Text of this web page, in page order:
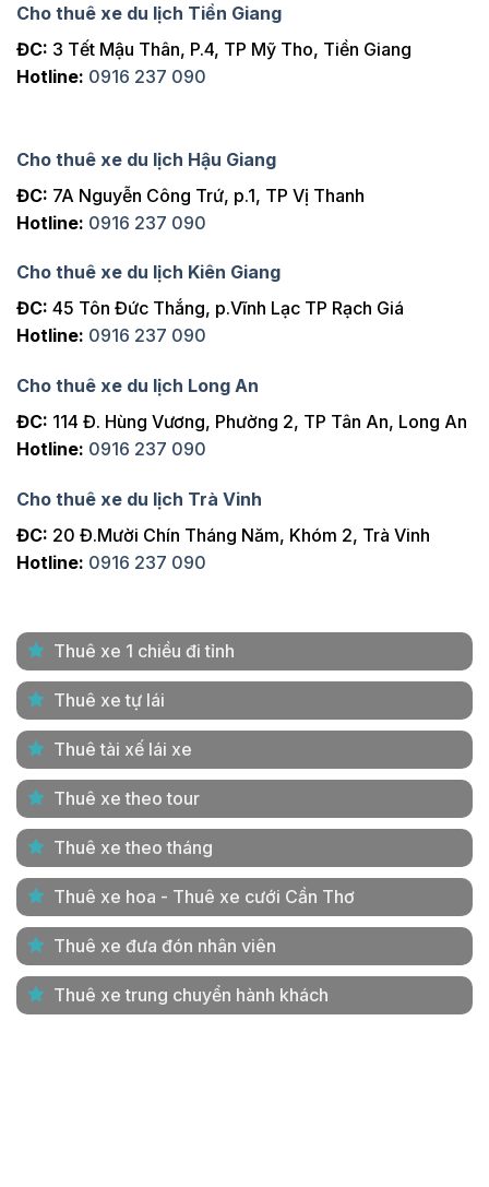
Cho thuê xe du lịch Tiền Giang
ĐC: 3 Tết Mậu Thân, P.4, TP Mỹ Tho, Tiền Giang
Hotline: 0916 237 090
Cho thuê xe du lịch Hậu Giang
ĐC: 7A Nguyễn Công Trứ, p.1, TP Vị Thanh
Hotline: 0916 237 090
Cho thuê xe du lịch Kiên Giang
ĐC: 45 Tôn Đức Thắng, p.Vĩnh Lạc TP Rạch Giá
Hotline: 0916 237 090
Cho thuê xe du lịch Long An
ĐC: 114 Đ. Hùng Vương, Phường 2, TP Tân An, Long An
Hotline: 0916 237 090
Cho thuê xe du lịch Trà Vinh
ĐC: 20 Đ.Mười Chín Tháng Năm, Khóm 2, Trà Vinh
Hotline: 0916 237 090
Thuê xe 1 chiều đi tỉnh
Thuê xe tự lái
Thuê tài xế lái xe
Thuê xe theo tour
Thuê xe theo tháng
Thuê xe hoa - Thuê xe cưới Cần Thơ
Thuê xe đưa đón nhân viên
Thuê xe trung chuyển hành khách